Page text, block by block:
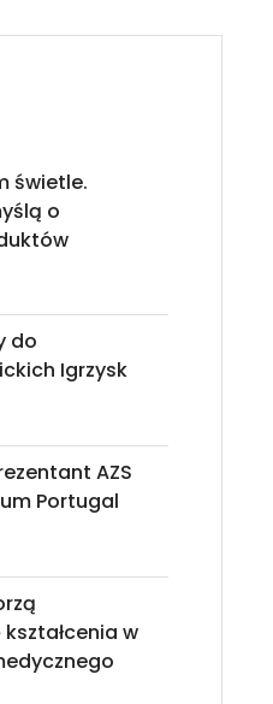
świetle.
o
do
Igrzysk
AZS
Portugal
w